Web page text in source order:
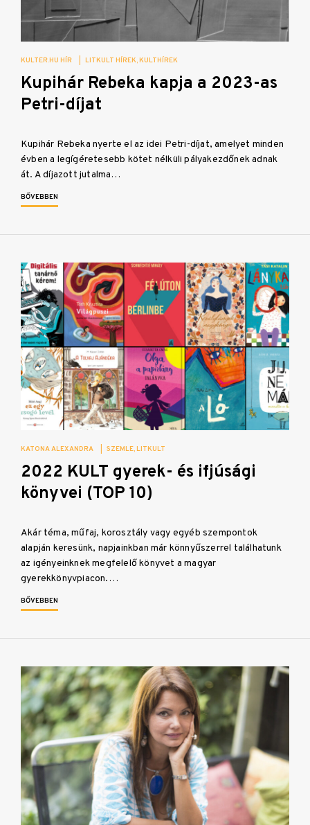
KULTER.HU HÍR LITKULT HÍREK KULTHÍREK
Kupihár Rebeka kapja a 2023-as
Petri-díjat
Kupihár Rebeka nyerte el az idei Petri-díjat, amelyet minden
évben a legígéretesebb kötet nélküli pályakezdőnek adnak
át. A díjazott jutalma…
BŐVEBBEN
KATONA ALEXANDRA SZEMLE LITKULT
2022 KULT gyerek- és ifjúsági
könyvei (TOP 10)
Akár téma, műfaj, korosztály vagy egyéb szempontok
alapján keresünk, napjainkban már könnyűszerrel találhatunk
az igényeinknek megfelelő könyvet a magyar
gyerekkönyvpiacon.…
BŐVEBBEN